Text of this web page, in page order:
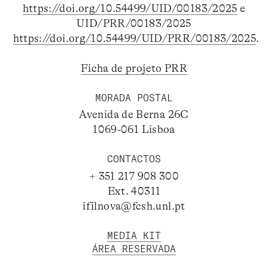
https://doi.org/10.54499/UID/00183/2025 e
UID/PRR/00183/2025
https://doi.org/10.54499/UID/PRR/00183/2025.
Ficha de projeto PRR
MORADA POSTAL
Avenida de Berna 26C
1069-061 Lisboa
CONTACTOS
+ 351 217 908 300
Ext. 40311
ifilnova@fcsh.unl.pt
MEDIA KIT
ÁREA RESERVADA